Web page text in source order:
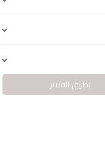
تطبيق الفلاتر